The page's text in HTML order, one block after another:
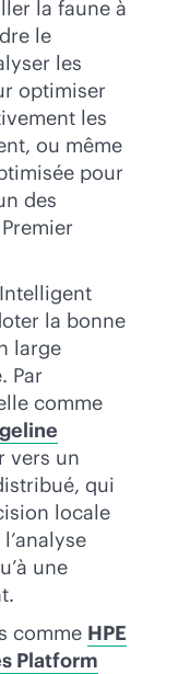
la faune à
le
les
optimiser
les
ou même
pour
des
la bonne
large
Par
comme
vers un
qui
locale
une
comme HPE
Platform